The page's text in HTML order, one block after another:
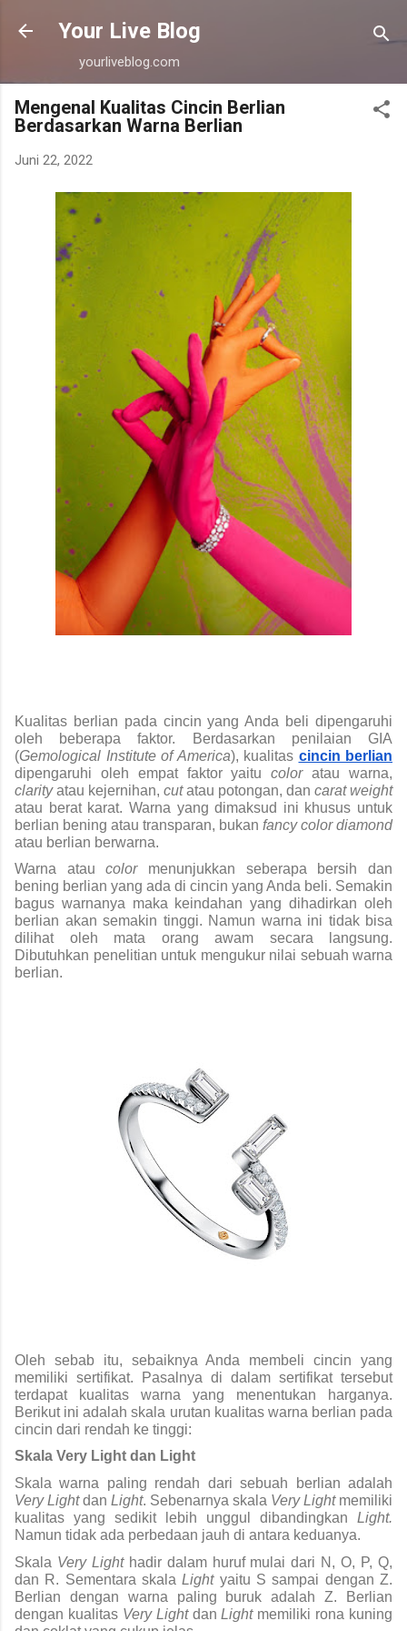
Langsung ke konten utama
Your Live Blog
yourliveblog.com
Mengenal Kualitas Cincin Berlian
Berdasarkan Warna Berlian
Juni 22, 2022
Kualitas berlian pada cincin yang Anda beli dipengaruhi
oleh beberapa faktor. Berdasarkan penilaian GIA
(Gemological Institute of America), kualitas cincin berlian
dipengaruhi oleh empat faktor yaitu color
clarity atau kejernihan, cut atau potongan, dan
carat weight
atau berat karat. Warna yang dimaksud ini khusus untuk
berlian bening atau transparan, bukan
fancy color diamond
atau berlian berwarna.
Warna atau color menunjukkan seberapa bersih dan
bening berlian yang ada di cincin yang Anda beli. Semakin
bagus warnanya maka keindahan yang dihadirkan oleh
berlian akan semakin tinggi. Namun warna ini tidak bisa
dilihat oleh mata orang awam secara langsung.
Dibutuhkan penelitian untuk mengukur nilai sebuah warna
berlian.
Oleh sebab itu, sebaiknya Anda membeli cincin yang
memiliki sertifikat. Pasalnya di dalam sertifikat tersebut
terdapat kualitas warna yang menentukan harganya.
Berikut ini adalah skala urutan kualitas warna berlian pada
cincin dari rendah ke tinggi:
Skala Very Light dan Light
Very Light dan Light. Sebenarnya skala Very Light memiliki
kualitas yang sedikit lebih unggul dibandingkan
Namun tidak ada perbedaan jauh di antara keduanya.
Skala Very Light hadir dalam huruf mulai dari N, O, P, Q,
dan R. Sementara skala Light yaitu S sampai dengan Z.
Berlian dengan warna paling buruk adalah Z. Berlian
dengan kualitas Very Light dan Light memiliki rona kuning